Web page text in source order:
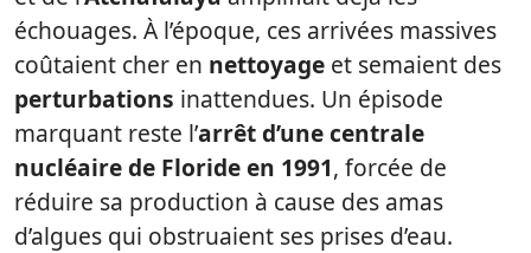
échouages. À l’époque, ces arrivées massives
coûtaient cher en nettoyage et semaient des
perturbations inattendues. Un épisode
marquant reste l’arrêt d’une centrale
nucléaire de Floride en 1991, forcée de
réduire sa production à cause des amas
d’algues qui obstruaient ses prises d’eau.